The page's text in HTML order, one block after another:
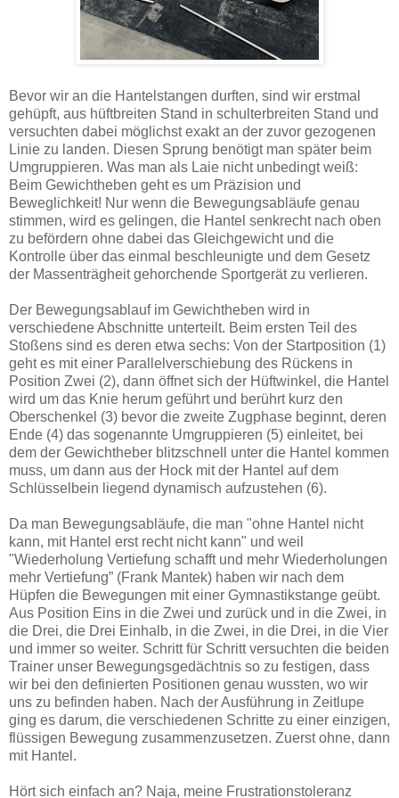
Bevor wir an die Hantelstangen durften, sind wir erstmal
gehüpft, aus hüftbreiten Stand in schulterbreiten Stand und
versuchten dabei möglichst exakt an der zuvor gezogenen
Linie zu landen. Diesen Sprung benötigt man später beim
Umgruppieren. Was man als Laie nicht unbedingt weiß:
Beim Gewichtheben geht es um Präzision und
Beweglichkeit! Nur wenn die Bewegungsabläufe genau
stimmen, wird es gelingen, die Hantel senkrecht nach oben
zu befördern ohne dabei das Gleichgewicht und die
Kontrolle über das einmal beschleunigte und dem Gesetz
der Massenträgheit gehorchende Sportgerät zu verlieren.
Der Bewegungsablauf im Gewichtheben wird in
verschiedene Abschnitte unterteilt. Beim ersten Teil des
Stoßens sind es deren etwa sechs: Von der Startposition (1)
geht es mit einer Parallelverschiebung des Rückens in
Position Zwei (2), dann öffnet sich der Hüftwinkel, die Hantel
wird um das Knie herum geführt und berührt kurz den
Oberschenkel (3) bevor die zweite Zugphase beginnt, deren
Ende (4) das sogenannte Umgruppieren (5) einleitet, bei
dem der Gewichtheber blitzschnell unter die Hantel kommen
muss, um dann aus der Hock mit der Hantel auf dem
Schlüsselbein liegend dynamisch aufzustehen (6).
Da man Bewegungsabläufe, die man "ohne Hantel nicht
kann, mit Hantel erst recht nicht kann" und weil
"Wiederholung Vertiefung schafft und mehr Wiederholungen
mehr Vertiefung” (Frank Mantek) haben wir nach dem
Hüpfen die Bewegungen mit einer Gymnastikstange geübt.
Aus Position Eins in die Zwei und zurück und in die Zwei, in
die Drei, die Drei Einhalb, in die Zwei, in die Drei, in die Vier
und immer so weiter. Schritt für Schritt versuchten die beiden
Trainer unser Bewegungsgedächtnis so zu festigen, dass
wir bei den definierten Positionen genau wussten, wo wir
uns zu befinden haben. Nach der Ausführung in Zeitlupe
ging es darum, die verschiedenen Schritte zu einer einzigen,
flüssigen Bewegung zusammenzusetzen. Zuerst ohne, dann
mit Hantel.
Hört sich einfach an? Naja, meine Frustrationstoleranz